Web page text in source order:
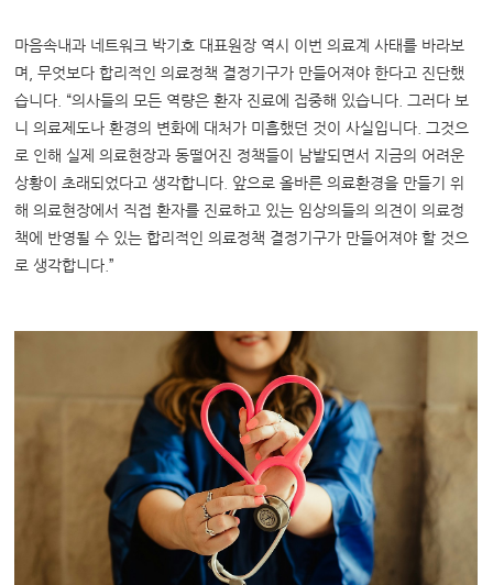
마음속내과 네트워크 박기호 대표원장 역시 이번 의료계 사태를 바라보
며, 무엇보다 합리적인 의료정책 결정기구가 만들어져야 한다고 진단했
습니다. “의사들의 모든 역량은 환자 진료에 집중해 있습니다. 그러다 보
니 의료제도나 환경의 변화에 대처가 미흡했던 것이 사실입니다. 그것으
로 인해 실제 의료현장과 동떨어진 정책들이 남발되면서 지금의 어려운
상황이 초래되었다고 생각합니다. 앞으로 올바른 의료환경을 만들기 위
해 의료현장에서 직접 환자를 진료하고 있는 임상의들의 의견이 의료정
책에 반영될 수 있는 합리적인 의료정책 결정기구가 만들어져야 할 것으
로 생각합니다.”